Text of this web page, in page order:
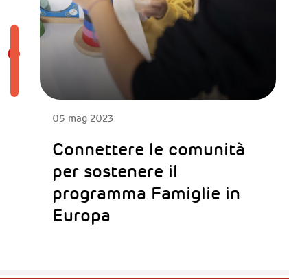
05 mag 2023
Connettere le comunità
per sostenere il
programma Famiglie in
Europa